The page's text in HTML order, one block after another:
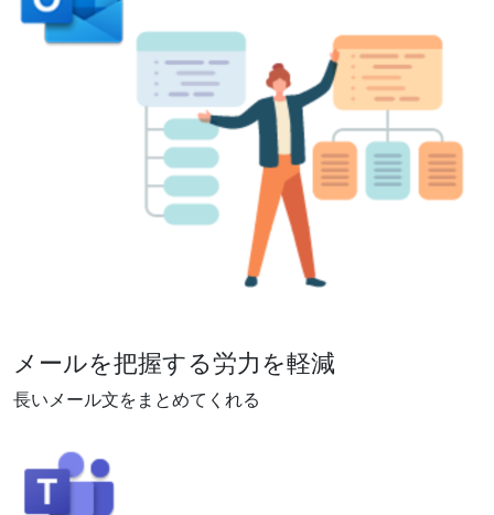
メールを把握する労力を軽減
長いメール文をまとめてくれる